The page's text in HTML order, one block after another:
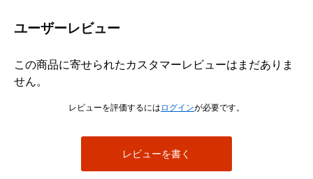
ユーザーレビュー
この商品に寄せられたカスタマーレビューはまだありま
せん。
レビューを評価するには ログインが必要です。
レビューを書く